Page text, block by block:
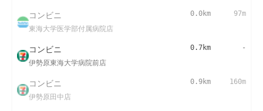
コンビニ
東海大学医学部付属病院店
0.0km 97m
コンビニ
伊勢原東海大学病院前店
0.7km -
コンビニ
伊勢原田中店
0.9km 160m